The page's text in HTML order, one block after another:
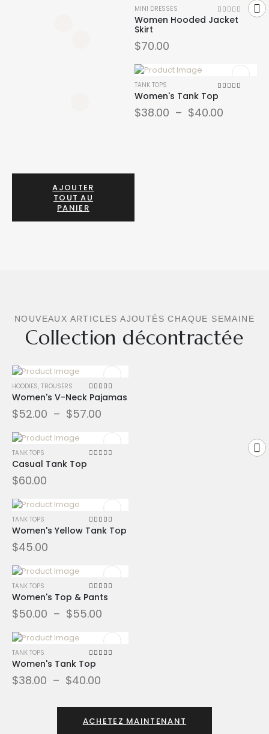
AJOUTER
TOUT AU
PANIER
MINI DRESSES
0sur 5
Women Hooded Jacket
Skirt
$70.00
TANK TOPS
4.00
Women's Tank Top
$38.00 – $40.00
NOUVEAUX ARTICLES AJOUTÉS CHAQUE SEMAINE
Collection décontractée
HOODIES,TROUSERS
4.00sur 5
Women's V-Neck Pajamas
$52.00 – $57.00
TANK TOPS
Casual Tank Top
$60.00
TANK TOPS
5.00sur 5
Women's Yellow Tank Top
$45.00
TANK TOPS
4.33sur 5
Women's Top & Pants
$50.00 – $55.00
TANK TOPS
4.00
Women's Tank Top
$38.00 – $40.00
ACHETEZ MAINTENANT